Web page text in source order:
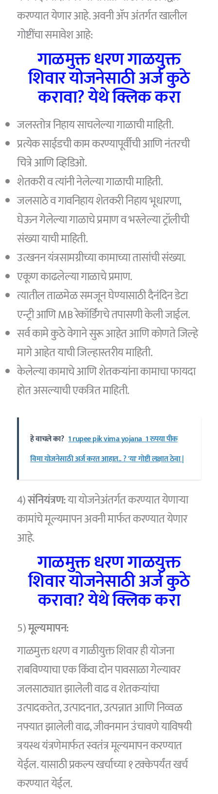
करण्यात येणार आहे. अवनी ॲप अंतर्गत खालील
गोष्टींचा समावेश आहे:
गाळमुक्त धरण गाळयुक्त
शिवार योजनेसाठी अर्ज कुठे
करावा? येथे क्लिक करा
जलस्तोत्र निहाय साचलेल्या गाळाची माहिती.
प्रत्येक साईडची काम करण्यापूर्वीची आणि नंतरची
चित्रे आणि व्हिडिओ.
शेतकरी व त्यांनी नेलेल्या गाळाची माहिती.
जलसाठे व गावनिहाय शेतकरी निहाय भूधारणा,
घेऊन गेलेल्या गाळाचे प्रमाण व भरलेल्या ट्रॉलीची
संख्या याची माहिती.
उत्खनन यंत्रसामग्रीच्या कामाच्या तासांची संख्या.
एकूण काढलेल्या गाळाचे प्रमाण.
त्यातील ताळमेळ समजून घेण्यासाठी दैनंदिन डेटा
एन्ट्री आणि MB रेकॉर्डिंगचे तपासणी केली जाईल.
सर्व कामे कुठे वेगाने सुरू आहेत आणि कोणते जिल्हे
मागे आहेत याची जिल्हास्तरीय माहिती.
केलेल्या कामाचे आणि शेतकऱ्यांना कामाचा फायदा
होत असल्याची एकत्रित माहिती.
हे वाचले का? 1 rupee pik vima yojana 1 रुपया पीक
विमा योजनेसाठी अर्ज करत आहात.. ? 'या' गोष्टी लक्षात ठेवा |
4)संनियंत्रण:या योजनेअंतर्गत करण्यात येणाऱ्या
कामांचे मूल्यमापन अवनी मार्फत करण्यात येणार
आहे.
गाळमुक्त धरण गाळयुक्त
शिवार योजनेसाठी अर्ज कुठे
करावा? येथे क्लिक करा
5)मूल्यमापन:
गाळमुक्त धरण व गाळीयुक्त शिवार ही योजना
राबविण्याचा एक किंवा दोन पावसाळा गेल्यावर
जलसाठ्यात झालेली वाढ व शेतकऱ्यांचा
उत्पादकतेत, उत्पादनात, उत्पन्नात आणि निव्वळ
नफ्यात झालेली वाढ, जीवनमान उंचावणे याविषयी
त्रयस्थ यंत्रणेमार्फत स्वतंत्र मूल्यमापन करण्यात
येईल. यासाठी प्रकल्प खर्चाच्या १ टक्केपर्यंत खर्च
करण्यात येईल.